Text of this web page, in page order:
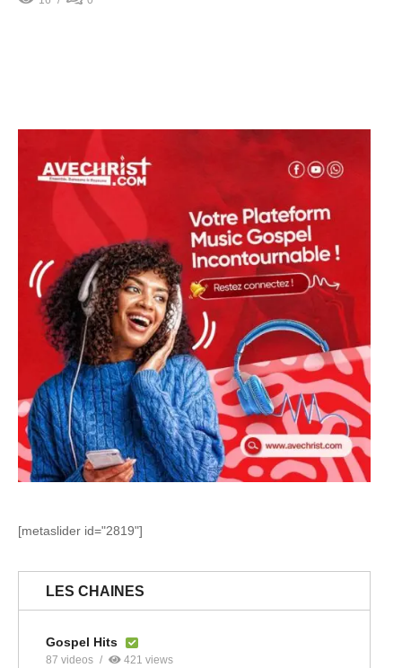
[metaslider id="2819"]
LES CHAINES
Gospel Hits
87 videos 421 views